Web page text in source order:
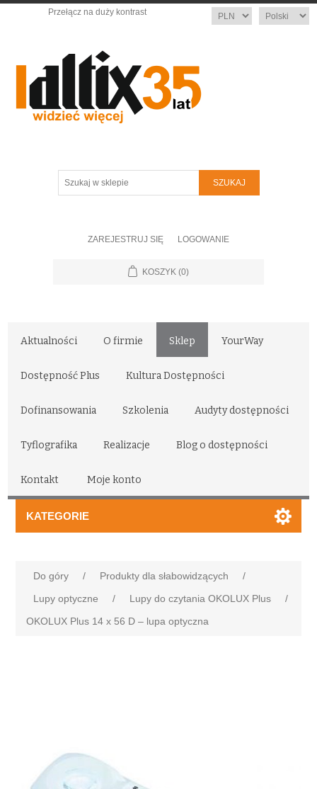
Język
Waluta
Przełącz na duży kontrast
sklepie
ZAREJESTRUJ SIĘ LOGOWANIE
KOSZYK (0)
Aktualności O firmie Sklep YourWay
Dostępność Plus Kultura Dostępności
Dofinansowania Szkolenia Audyty dostępności
Tyflografika Realizacje Blog o dostępności
Kontakt Moje konto
KATEGORIE
Do góry / Produkty dla słabowidzących
/
Lupy optyczne
/ Lupy do czytania OKOLUX Plus
/
OKOLUX Plus 14 x 56 D – lupa optyczna